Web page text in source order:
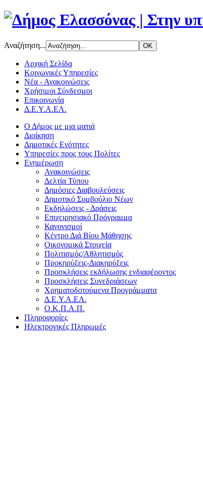
Αναζήτηση...
Αρχική Σελίδα
Κοινωνικές Υπηρεσίες
Νέα - Ανακοινώσεις
Χρήσιμοι Σύνδεσμοι
Επικοινωνία
Δ.Ε.Υ.Α.ΕΛ.
Ο Δήμος με μια ματιά
Διοίκηση
Δημοτικές Ενότητες
Υπηρεσίες προς τους Πολίτες
Ενημέρωση
Ανακοινώσεις
Δελτία Τύπου
Δημόσιες Διαβουλεύσεις
Δημοτικό Συμβούλιο Νέων
Εκδηλώσεις - Δράσεις
Επιχειρησιακό Πρόγραμμα
Κανονισμοί
Κέντρο Διά Βίου Μάθησης
Οικονομικά Στοιχεία
Πολιτισμός/Αθλητισμός
Προκηρύξεις-Διακηρύξεις
Προσκλήσεις εκδήλωσης ενδιαφέροντος
Προσκλήσεις Συνεδριάσεων
Χρηματοδοτούμενα Προγράμματα
Δ.Ε.Υ.Α.ΕΛ.
Ο.Κ.Π.Α.Π.
Πληροφορίες
Ηλεκτρονικές Πληρωμές